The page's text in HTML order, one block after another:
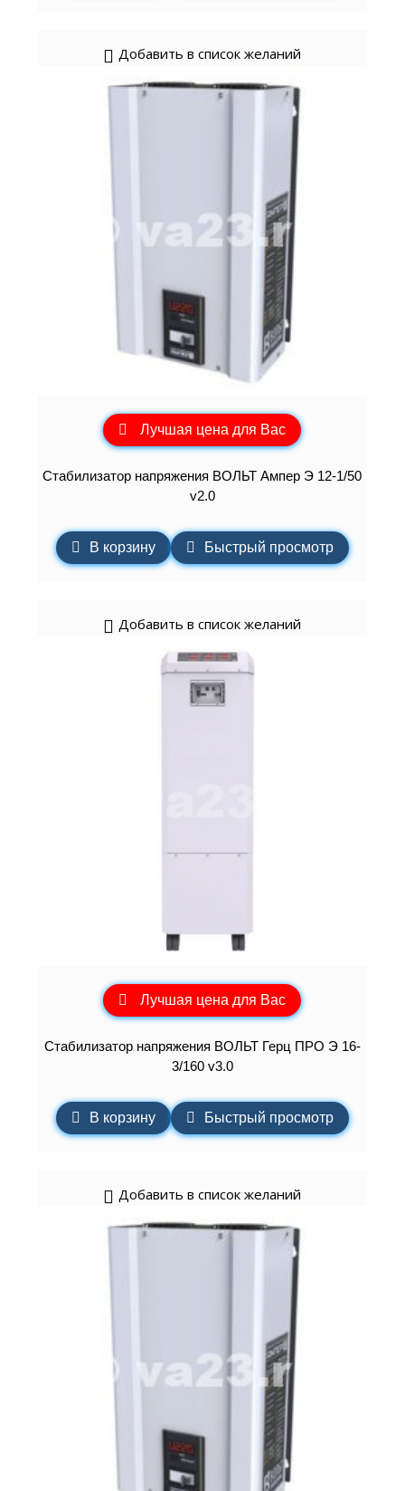
Добавить в список желаний
Лучшая цена для Вас
Стабилизатор напряжения ВОЛЬТ Ампер Э 12-1/50
v2.0
В корзину Быстрый просмотр
Добавить в список желаний
Лучшая цена для Вас
Стабилизатор напряжения ВОЛЬТ Герц ПРО Э 16-
3/160 v3.0
В корзину Быстрый просмотр
Добавить в список желаний